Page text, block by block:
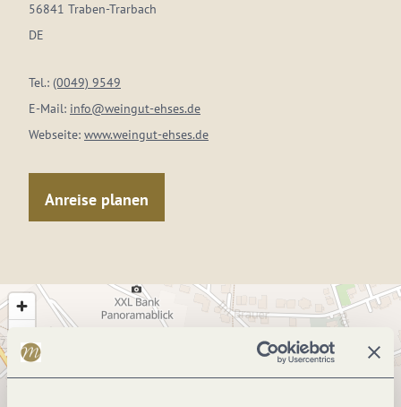
56841 Traben-Trarbach
DE
Tel.: (0049) 9549
E-Mail: info@weingut-ehses.de
Webseite: www.weingut-ehses.de
Anreise planen